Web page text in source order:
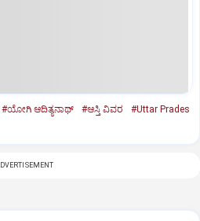
#ಯೋಗಿ ಆದಿತ್ಯನಾಥ್‌ #ಆಸ್ತಿ ವಿವರ
#Uttar Prades